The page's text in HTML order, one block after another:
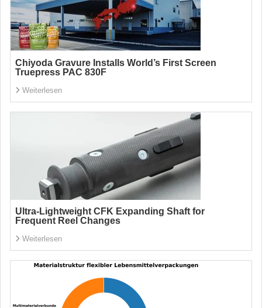
Chiyoda Gravure Installs World’s First Screen
Truepress PAC 830F
Weiterlesen
Ultra-Lightweight CFK Expanding Shaft for
Frequent Reel Changes
Weiterlesen